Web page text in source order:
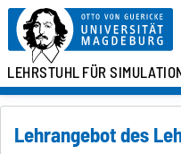
LEHRSTUHLFÜR
Lehrangebot des